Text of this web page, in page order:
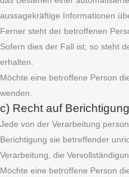
aussagekräftige Informationen
Ferner steht der betroffenen
Sofern dies der Fall ist, so steht
erhalten.
Möchte eine betroffene Person
wenden.
c) Recht auf Berichtigung
Jede von der Verarbeitung
Berichtigung sie betreffender
Verarbeitung, die
Möchte eine betroffene Person